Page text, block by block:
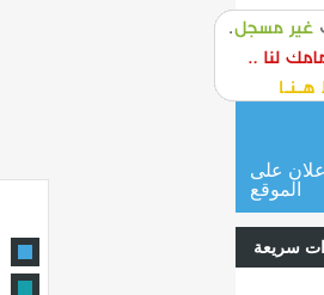
or login
سريعة
على
الموقع